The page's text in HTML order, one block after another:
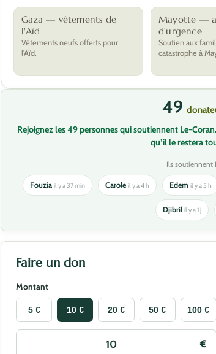
Gaza — vêtements de
l'Aïd
Vêtements neufs offerts pour
l'Aïd.
Mayotte —
d'urgence
Soutien aux
catastrophe à
49
Rejoignez les 49 personnes qui soutiennent Le-
qu’il le restera
Ils soutiennent
Fouziail y a 37 min Caroleil y a 4 h Edemil y a 5 h
Djibrilil y a 1 j
Faire un don
Montant
5 € 10 € 20 € 50 € 100 €